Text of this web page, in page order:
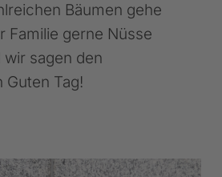
Bäumen gehe
Familie gerne Nüsse
sagen den
Guten Tag!